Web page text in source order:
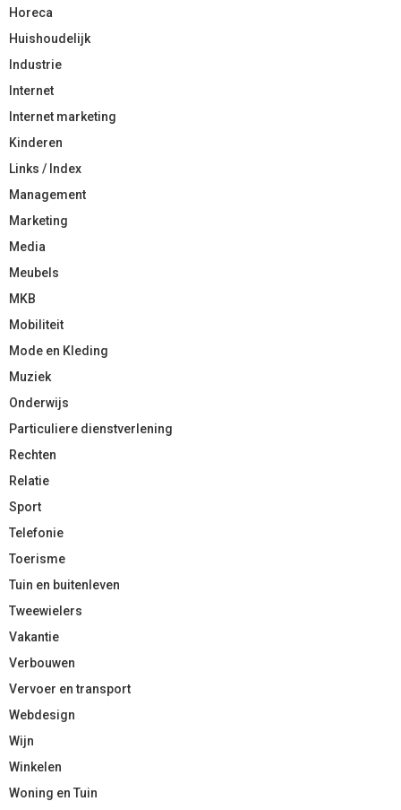
Horeca
Huishoudelijk
Industrie
Internet
Internet marketing
Kinderen
Links / Index
Management
Marketing
Media
Meubels
MKB
Mobiliteit
Mode en Kleding
Muziek
Onderwijs
Particuliere dienstverlening
Rechten
Relatie
Sport
Telefonie
Toerisme
Tuin en buitenleven
Tweewielers
Vakantie
Verbouwen
Vervoer en transport
Webdesign
Wijn
Winkelen
Woning en Tuin